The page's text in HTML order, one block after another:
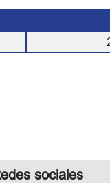
sociales